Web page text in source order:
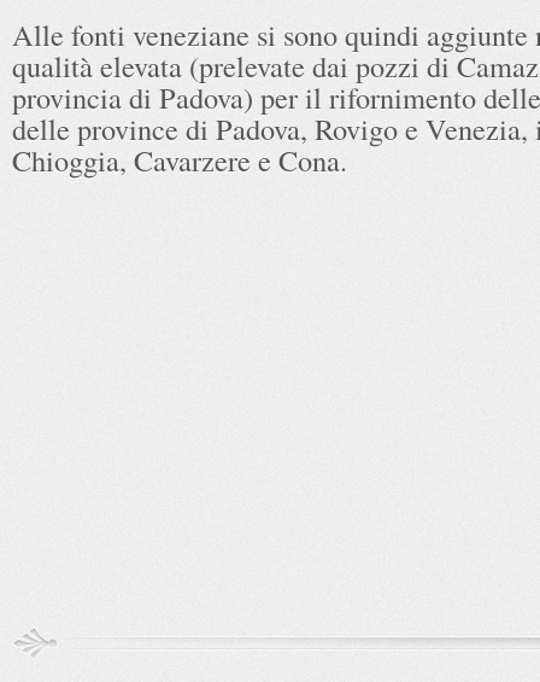
Alle fonti veneziane si sono quindi aggiunte
qualità elevata (prelevate dai pozzi di
provincia di Padova) per il rifornimento
delle province di Padova, Rovigo e
Chioggia, Cavarzere e Cona.